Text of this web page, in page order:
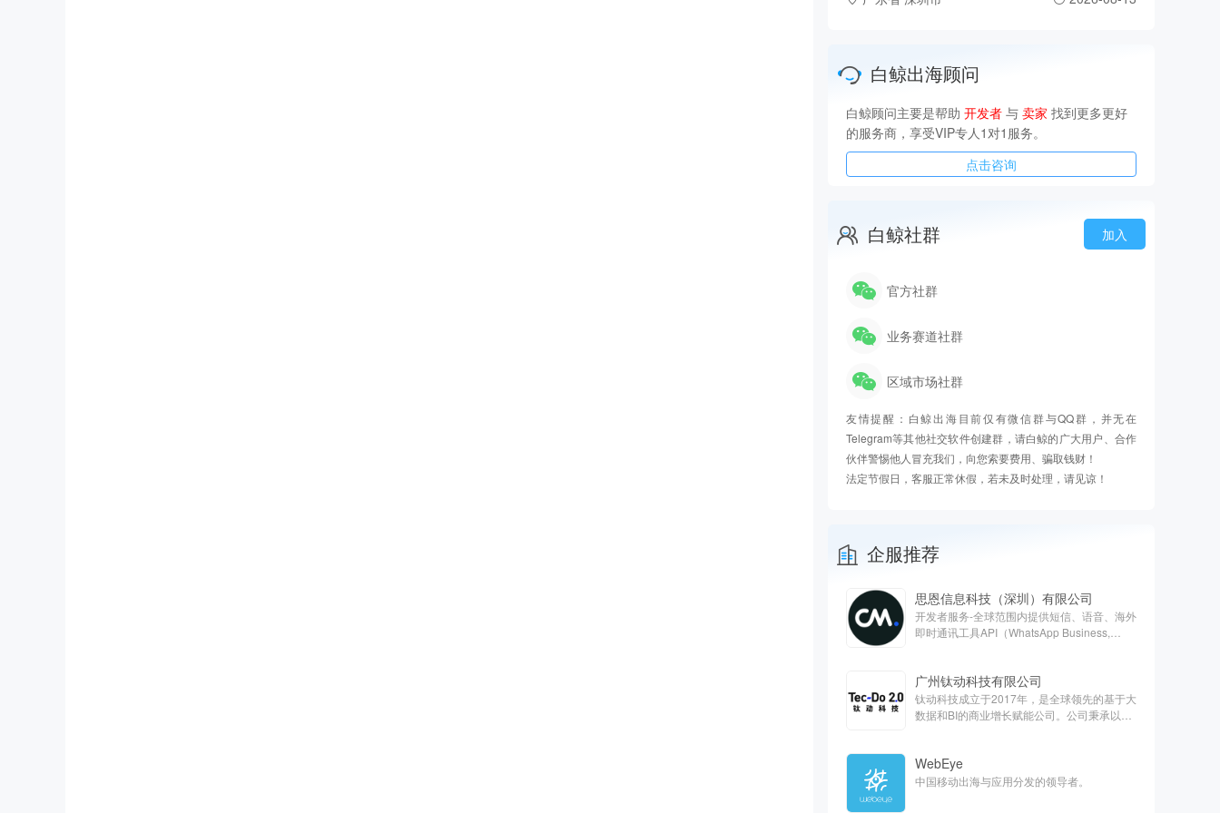
白鲸出海顾问
白鲸顾问主要是帮助 开发者 与 卖家 找到更多更好
的服务商，享受VIP专人1对1服务。
点击咨询
白鲸社群 加入
官方社群
业务赛道社群
区域市场社群
友情提醒：白鲸出海目前仅有微信群与QQ群，并无在
Telegram等其他社交软件创建群，请白鲸的广大用户、合作
伙伴警惕他人冒充我们，向您索要费用、骗取钱财！
法定节假日，客服正常休假，若未及时处理，请见谅！
企服推荐
思恩信息科技（深圳）有限公司
开发者服务-全球范围内提供短信、语音、海外
即时通讯工具API（WhatsApp Business,
广州钛动科技有限公司
钛动科技成立于2017年，是全球领先的基于大
数据和BI的商业增长赋能公司。公司秉承以服
客户的一站式平台。
WebEye
中国移动出海与应用分发的领导者。